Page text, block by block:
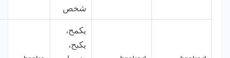
شخص
يكمح،
يكبح،